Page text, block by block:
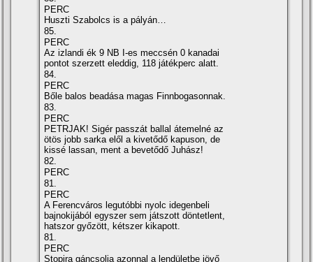
PERC
Huszti Szabolcs is a pályán…
85.
PERC
Az izlandi ék 9 NB I-es meccsén 0 kanadai
pontot szerzett eleddig, 118 játékperc alatt.
84.
PERC
Bőle balos beadása magas Finnbogasonnak.
83.
PERC
PETRJAK! Sigér passzát ballal átemelné az
ötös jobb sarka elől a kivetődő kapuson, de
kissé lassan, ment a bevetődő Juhász!
82.
PERC
81.
PERC
A Ferencváros legutóbbi nyolc idegenbeli
bajnokijából egyszer sem játszott döntetlent,
hatszor győzött, kétszer kikapott.
81.
PERC
Stopira gáncsolja azonnal a lendületbe jövő